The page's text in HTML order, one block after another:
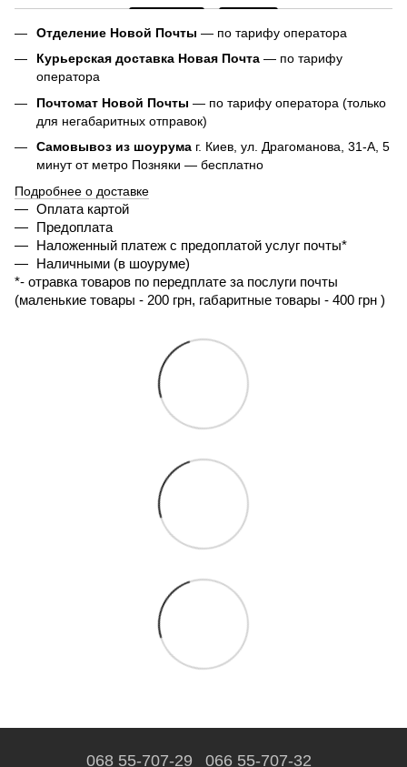
Отделение Новой Почты — по тарифу оператора
Курьерская доставка Новая Почта — по тарифу
оператора
Почтомат Новой Почты — по тарифу оператора (только
для негабаритных отправок)
Самовывоз из шоурума г. Киев, ул. Драгоманова, 31-А, 5
минут от метро Позняки — бесплатно
Подробнее о доставке
Оплата картой
Предоплата
Наложенный платеж с предоплатой услуг почты*
Наличными (в шоуруме)
*- отравка товаров по передплате за послуги почты
(маленькие товары - 200 грн, габаритные товары - 400 грн )
068 55-707-29 066 55-707-32